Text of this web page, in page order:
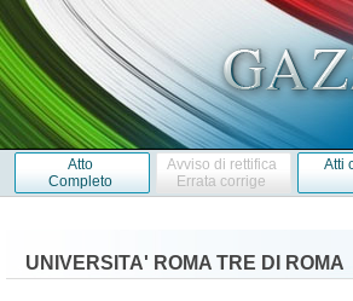
Atto
Completo
Avviso di rettifica
Errata corrige
Atti
UNIVERSITA' ROMA TRE DI ROMA